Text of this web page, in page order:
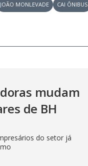
JOÃO MONLEVADE CAI ÔNIBUS
mudam
de BH
do setor já